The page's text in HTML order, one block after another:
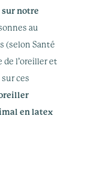
notre
au
(selon Santé
de l’oreiller et
ces
en latex